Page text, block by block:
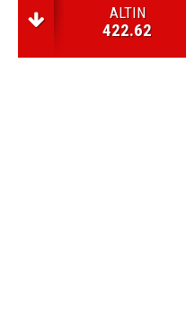
ALTIN
422.62